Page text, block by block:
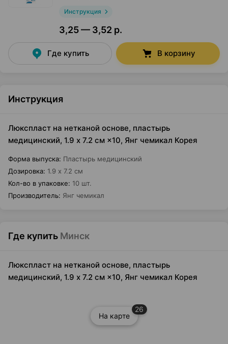
Инструкция
3,25 — 3,52 р.
Где купить В корзину
Инструкция
Люкспласт на нетканой основе, пластырь
медицинский, 1.9 х 7.2 см ×10, Янг чемикал Корея
Форма выпуска: Пластырь медицинский
Дозировка: 1.9 х 7.2 см
Кол-во в упаковке: 10 шт.
Производитель: Янг чемикал
Где купить Минск
Люкспласт на нетканой основе, пластырь
медицинский, 1.9 х 7.2 см ×10, Янг чемикал Корея
На карте
26